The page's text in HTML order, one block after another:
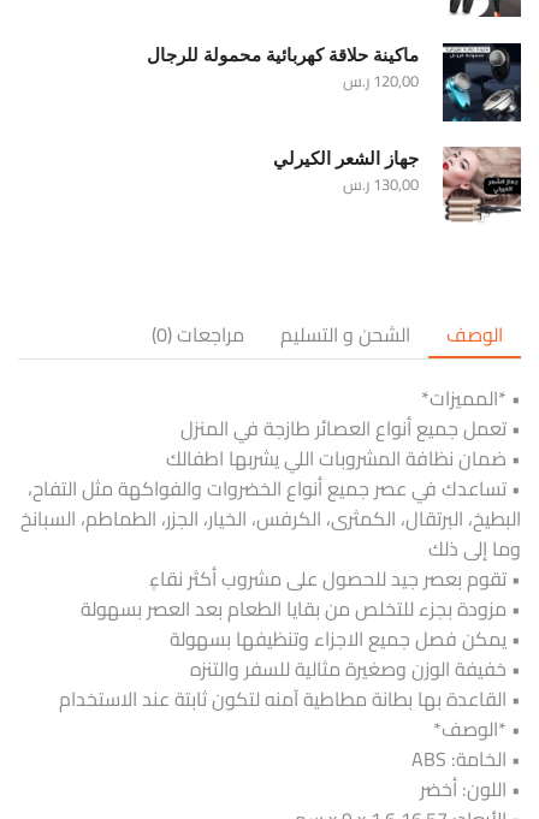
ماكينة حلاقة كهربائية محمولة للرجال
120,00ر.س
جهاز الشعر الكيرلي
130,00ر.س
الوصف الشحن و التسليم
مراجعات (0)
• *المميزات*
• تعمل جميع أنواع العصائر طازجة في المنزل
• ضمان نظافة المشروبات اللي يشربها اطفالك
• تساعدك في عصر جميع أنواع الخضروات والفواكهة مثل التفاح،
البطيخ، البرتقال، الكمثرى، الكرفس، الخيار، الجزر، الطماطم، السبانخ
وما إلى ذلك
• تقوم بعصر جيد للحصول على مشروب أكثر نقاءٍ
• مزودة بجزء للتخلص من بقايا الطعام بعد العصر بسهولة
• يمكن فصل جميع الاجزاء وتنظيفها بسهولة
• خفيفة الوزن وصغيرة مثالية للسفر والتنزه
• القاعدة بها بطانة مطاطية آمنه لتكون ثابتة عند الاستخدام
• *الوصف*
• الخامة: ABS
• اللون: أخضر